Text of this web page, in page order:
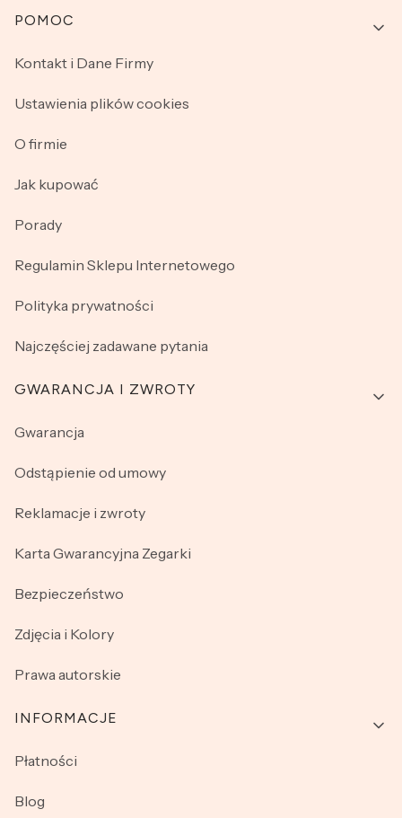
Linki w stopce
POMOC
Kontakt i Dane Firmy
Ustawienia plików cookies
O firmie
Jak kupować
Porady
Regulamin Sklepu Internetowego
Polityka prywatności
Najczęściej zadawane pytania
GWARANCJA I ZWROTY
Gwarancja
Odstąpienie od umowy
Reklamacje i zwroty
Karta Gwarancyjna Zegarki
Bezpieczeństwo
Zdjęcia i Kolory
Prawa autorskie
INFORMACJE
Płatności
Blog